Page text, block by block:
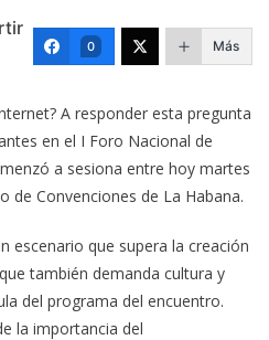
0 Más
A responder esta pregunta
en el I Foro Nacional de
a sesiona entre hoy martes
de Convenciones de La Habana.
escenario que supera la creación
también demanda cultura y
del programa del encuentro.
la importancia del